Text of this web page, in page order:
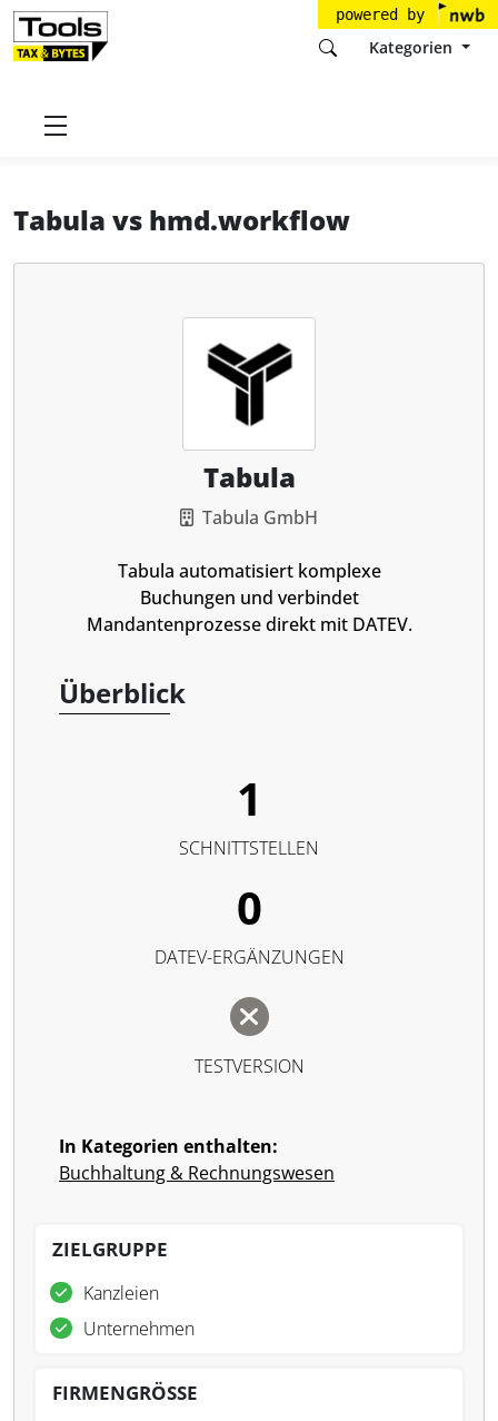
powered by
Kategorien
Startseite
Tabula vs hmd.workflow
Tabula
Tabula GmbH
Tabula automatisiert komplexe
Buchungen und verbindet
Mandantenprozesse direkt mit DATEV.
Überblick
1
SCHNITTSTELLEN
0
DATEV-ERGÄNZUNGEN
TESTVERSION
In Kategorien enthalten:
Buchhaltung & Rechnungswesen
ZIELGRUPPE
Kanzleien
Unternehmen
FIRMENGRÖSSE